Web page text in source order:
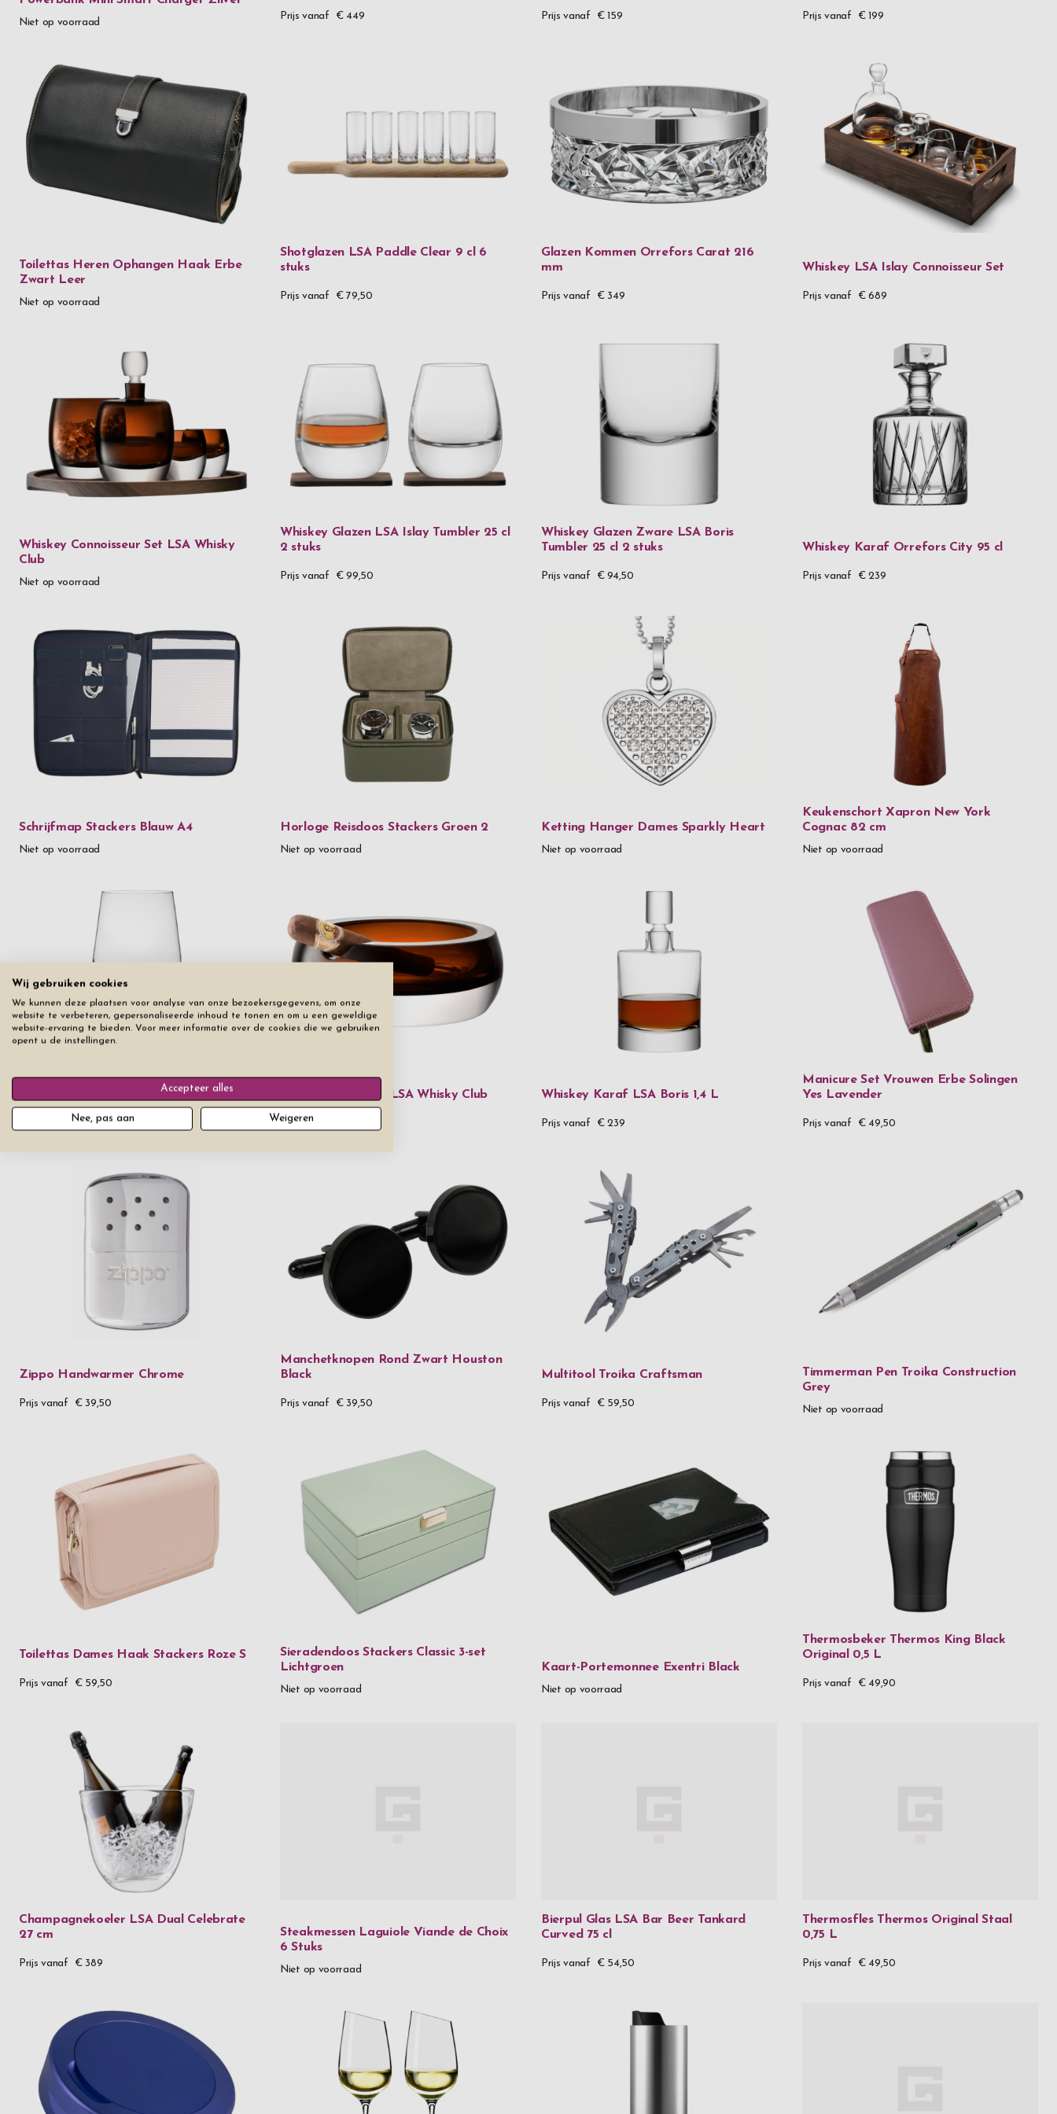
Stackers
Troika
Verona
VH
Zippo
Materiaal
Aluminium
Aluminium & hout
Glas
Handgemaakt glas
Kristalglas
Leer
Leer & metaal
Messing
Roestvrij staal & 18 karaat goud
Roestvrij staal & hout
Witte wijnglazen
Prijs
€ 200-€ 299,99
€ 500-€ 599,99
€ 600and above
Gender
Heren
Niet op voorraad
Prijs vanaf € 449 Prijs vanaf € 159 Prijs vanaf € 199
Toilettas Heren Ophangen Haak Erbe
Zwart Leer
Niet op voorraad
Shotglazen LSA Paddle Clear 9 cl 6
stuks
Prijs vanaf € 79,50
Glazen Kommen Orrefors Carat 216
mm
Prijs vanaf € 349
Whiskey LSA Islay Connoisseur Set
Prijs vanaf € 689
Whiskey Connoisseur Set LSA Whisky
Club
Niet op voorraad
Whiskey Glazen LSA Islay Tumbler 25 cl
2 stuks
Prijs vanaf € 99,50
Whiskey Glazen Zware LSA Boris
Tumbler 25 cl 2 stuks
Prijs vanaf € 94,50
Whiskey Karaf Orrefors City 95 cl
Prijs vanaf € 239
Schrijfmap Stackers Blauw A4
Niet op voorraad
Horloge Reisdoos Stackers Groen 2
Niet op voorraad
Ketting Hanger Dames Sparkly Heart
Niet op voorraad
Keukenschort Xapron New York
Cognac 82 cm
Niet op voorraad
Bierglazen Iittala Essence 48 cl 2 stuks
€ 44,50
Asbak Sigaar Glas LSA Whisky Club
Prijs vanaf
Whiskey Karaf LSA Boris 1,4 L
Prijs vanaf € 239
Manicure Set Vrouwen Erbe Solingen
Yes Lavender
Prijs vanaf € 49,50
Zippo Handwarmer Chrome
Prijs vanaf € 39,50
Manchetknopen Rond Zwart Houston
Black
Prijs vanaf € 39,50
Multitool Troika Craftsman
Prijs vanaf € 59,50
Timmerman Pen Troika Construction
Grey
Niet op voorraad
Toilettas Dames Haak Stackers Roze S
Prijs vanaf € 59,50
Sieradendoos Stackers Classic 3-set
Lichtgroen
Niet op voorraad
Kaart-Portemonnee Exentri Black
Niet op voorraad
Thermosbeker Thermos King Black
Original 0,5 L
Prijs vanaf € 49,90
Champagnekoeler LSA Dual Celebrate
27 cm
Prijs vanaf € 389
Steakmessen Laguiole Viande de Choix
6 Stuks
Niet op voorraad
Bierpul Glas LSA Bar Beer Tankard
Curved 75 cl
Prijs vanaf € 54,50
Thermosfles Thermos Original Staal
0,75 L
Prijs vanaf € 49,50
Wij gebruiken cookies
We kunnen deze plaatsen voor analyse van onze bezoekersgegevens, om onze
website te verbeteren, gepersonaliseerde inhoud te tonen en om u een geweldige
website-ervaring te bieden. Voor meer informatie over de cookies die we gebruiken
opent u de instellingen.
Accepteer alles
Nee, pas aan Weigeren